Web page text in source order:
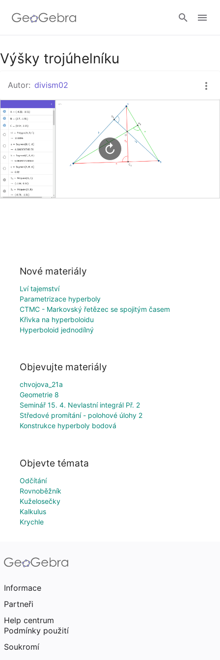
Google Classroom
GeoGebra Třída
Přihlásit
Výšky trojúhelníku
Autor: divism02
Nové materiály
Lví tajemství
Parametrizace hyperboly
CTMC - Markovský řetězec se spojitým časem
Křivka na hyperboloidu
Hyperboloid jednodílný
Objevujte materiály
chvojova_21a
Geometrie 8
Seminář 15. 4. Nevlastní integrál Př. 2
Středové promítání - polohové úlohy 2
Konstrukce hyperboly bodová
Objevte témata
Odčítání
Rovnoběžník
Kuželosečky
Kalkulus
Krychle
Informace
Partneři
Help centrum
Podmínky použití
Soukromí